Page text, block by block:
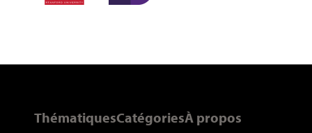
ThématiquesCatégoriesÀ propos